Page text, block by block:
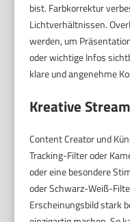
bist. Farbkorrektur
Lichtverhältnissen.
werden, um
oder wichtige Infos
klare und angenehme
Kreative
Content Creator und
Tracking-Filter oder
oder eine besondere
oder Schwarz-Weiß-
Erscheinungsbild stark